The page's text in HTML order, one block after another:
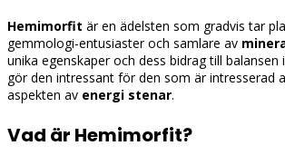
Hemimorfit är en ädelsten som gradvis tar
gemmologi-entusiaster och samlare av
unika egenskaper och dess bidrag till balansen i
gör den intressant för den som är intresserad
aspekten av energi stenar.
Vad är Hemimorfit?